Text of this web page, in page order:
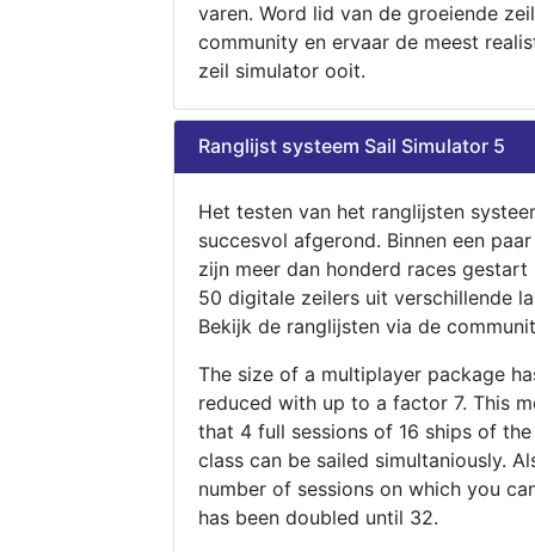
varen. Word lid van de groeiende zeil
community en ervaar de meest
zeil simulator ooit.
Ranglijst systeem Sail Simulator 5
Het testen van het ranglijsten
succesvol afgerond. Binnen een
zijn meer dan honderd races gestart
50 digitale zeilers uit verschillende
Bekijk de ranglijsten via de
The size of a multiplayer package
reduced with up to a factor 7. This
that 4 full sessions of 16 ships of
class can be sailed simultaniously.
number of sessions on which you
has been doubled until 32.